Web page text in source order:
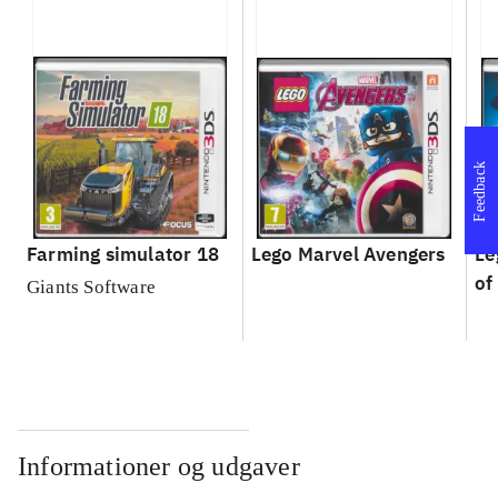
Farming simulator 18
Giants Software
Lego Marvel Avengers
of
Informationer og udgaver
Feedback